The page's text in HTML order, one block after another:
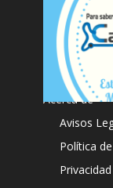
Acerca de
Avisos
Política
Privacidad